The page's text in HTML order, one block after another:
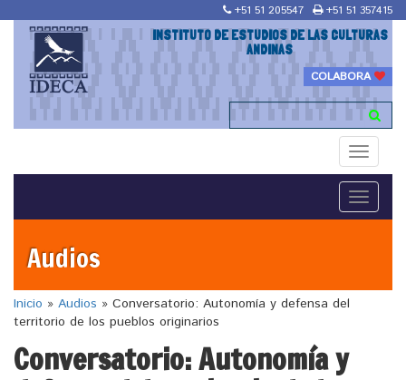
+51 51 205547 +51 51 357415
INSTITUTO DE ESTUDIOS DE LAS CULTURAS
ANDINAS
COLABORA
Toggle
Toggle
Audios
Inicio » Audios » Conversatorio: Autonomía y defensa del
territorio de los pueblos originarios
Conversatorio: Autonomía y